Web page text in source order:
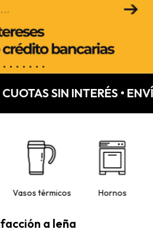
SIN INTERÉSㅤㅤ • ㅤㅤ
Vasos térmicos Hornos
a leña